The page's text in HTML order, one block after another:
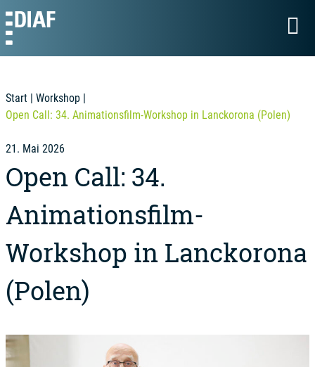
Start | Workshop |
Open Call: 34. Animationsfilm-Workshop in Lanckorona (Polen)
21. Mai 2026
Open Call: 34.
Animationsfilm-
Workshop in Lanckorona
(Polen)